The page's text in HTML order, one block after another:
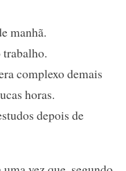
manhã.
complexo demais
horas.
depois de